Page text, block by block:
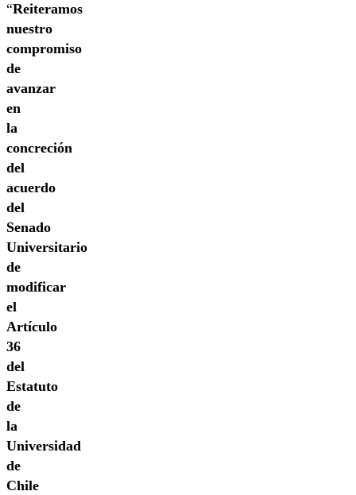
“Reiteramos
nuestro
compromiso
de
avanzar
en
la
concreción
del
acuerdo
del
Senado
Universitario
de
modificar
el
Artículo
36
del
Estatuto
de
la
Universidad
de
Chile